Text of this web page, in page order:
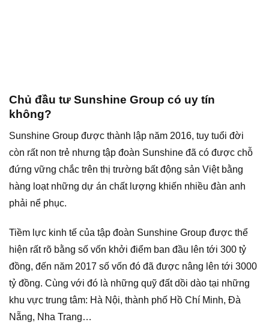
Chủ đầu tư Sunshine Group có uy tín
không?
Sunshine Group được thành lập năm 2016, tuy tuổi đời
còn rất non trẻ nhưng tập đoàn Sunshine đã có được chỗ
đứng vững chắc trên thị trường bất động sản Việt bằng
hàng loạt những dự án chất lượng khiến nhiều đàn anh
phải nể phục.
Tiềm lực kinh tế của tập đoàn Sunshine Group được thể
hiện rất rõ bằng số vốn khởi điểm ban đầu lên tới 300 tỷ
đồng, đến năm 2017 số vốn đó đã được nâng lên tới 3000
tỷ đồng. Cùng với đó là những quỹ đất dồi dào tại những
khu vực trung tâm: Hà Nội, thành phố Hồ Chí Minh, Đà
Nẵng, Nha Trang…